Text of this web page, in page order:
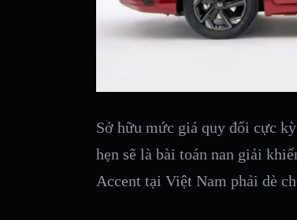
Sở hữu mức giá quy đổi cực
hẹn sẽ là bài toán nan giải
Accent tại Việt Nam phải dè